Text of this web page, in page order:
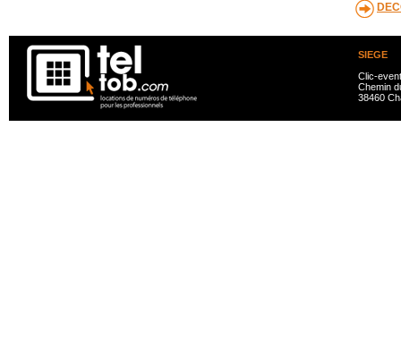
SIEGE
Clic-
Chemin
38460